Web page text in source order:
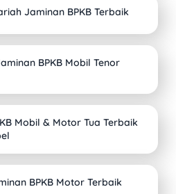
Jaminan BPKB Terbaik
BPKB Mobil Tenor
Mobil & Motor Tua Terbaik
BPKB Motor Terbaik